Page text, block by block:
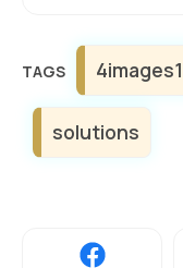
Étiquettes
solutions